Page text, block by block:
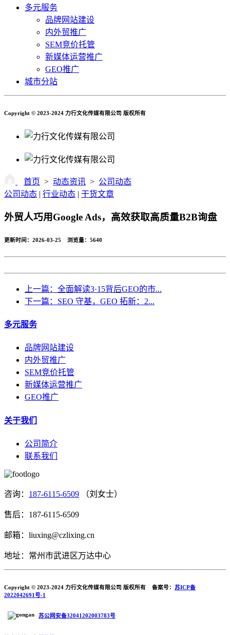
多元服务
品牌网站建设
内外贸推广
SEM竞价托管
新媒体运营推广
GEO推广
城市分站
Copyright © 2023-2024 力行文化传媒有限公司 版权所有
首页 > 动态资讯 > 公司动态
公司动态 | 行业动态 | 干货文章
外贸人巧用Google Ads，高效获取高质量B2B询盘
更新时间：2026-03-25 浏览量： 5640
上一篇：全面解读3·15背后GEO的市...
下一篇：SEO 守基，GEO 拓新：2...
多元服务
品牌网站建设
内外贸推广
SEM竞价托管
新媒体运营推广
GEO推广
关于我们
公司简介
联系我们
咨询： 187-6115-6509 （刘女士）
售后：187-6115-6509
邮箱：liuxing@czlixing.cn
地址：常州市武进区万达中心
Copyright © 2023-2024 力行文化传媒有限公司 版权所有 备案号： 苏ICP备
2022042691号-1
苏公网安备32041202003783号